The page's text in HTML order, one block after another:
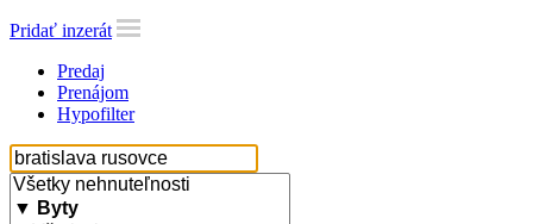
Pridať inzerát
Predaj
Prenájom
Hypofilter